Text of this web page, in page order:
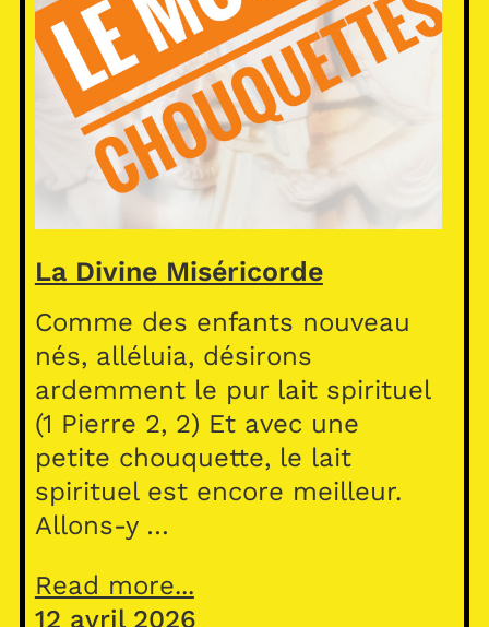
La Divine Miséricorde
Comme des enfants nouveau
nés, alléluia, désirons
ardemment le pur lait spirituel
(1 Pierre 2, 2) Et avec une
petite chouquette, le lait
spirituel est encore meilleur.
Allons-y …
Read more...
12 avril 2026